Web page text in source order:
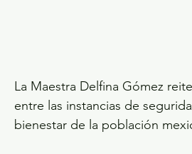
La Maestra Delfina Gómez
entre las instancias de
bienestar de la población